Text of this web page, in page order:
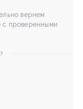
вернем
с проверенными